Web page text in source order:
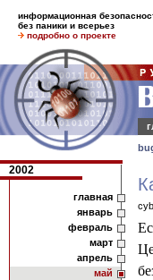
информационная
без паники и всерьез
подробно о проекте
2002
главная
январь
февраль
март
апрель
май